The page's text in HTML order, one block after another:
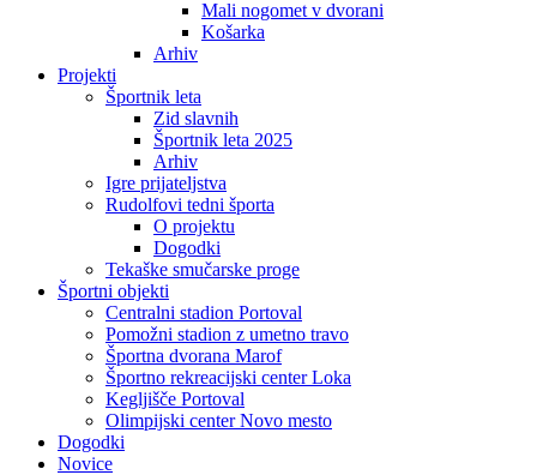
Mali nogomet v dvorani
Košarka
Arhiv
Projekti
Športnik leta
Zid slavnih
Športnik leta 2025
Arhiv
Igre prijateljstva
Rudolfovi tedni športa
O projektu
Dogodki
Tekaške smučarske proge
Športni objekti
Centralni stadion Portoval
Pomožni stadion z umetno travo
Športna dvorana Marof
Športno rekreacijski center Loka
Kegljišče Portoval
Olimpijski center Novo mesto
Dogodki
Novice